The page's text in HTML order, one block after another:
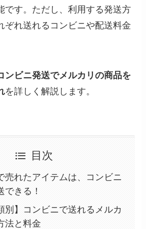
です。ただし、利用する発送方
ぞれ送れるコンビニや配送料金
ンビニ発送でメルカリの商品を
を詳しく解説します。
目次
売れたアイテムは、コンビニ
できる！
別】コンビニで送れるメルカ
法と料金